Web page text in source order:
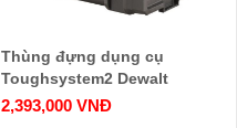
Thùng đựng dụng cụ
Toughsystem2 Dewalt
DWST83294-1
2,393,000 VNĐ